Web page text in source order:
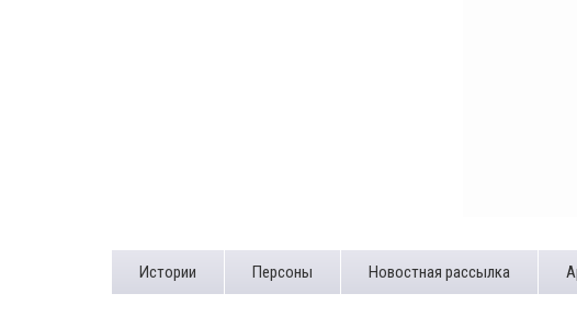
Истории Персоны Новостная рассылка